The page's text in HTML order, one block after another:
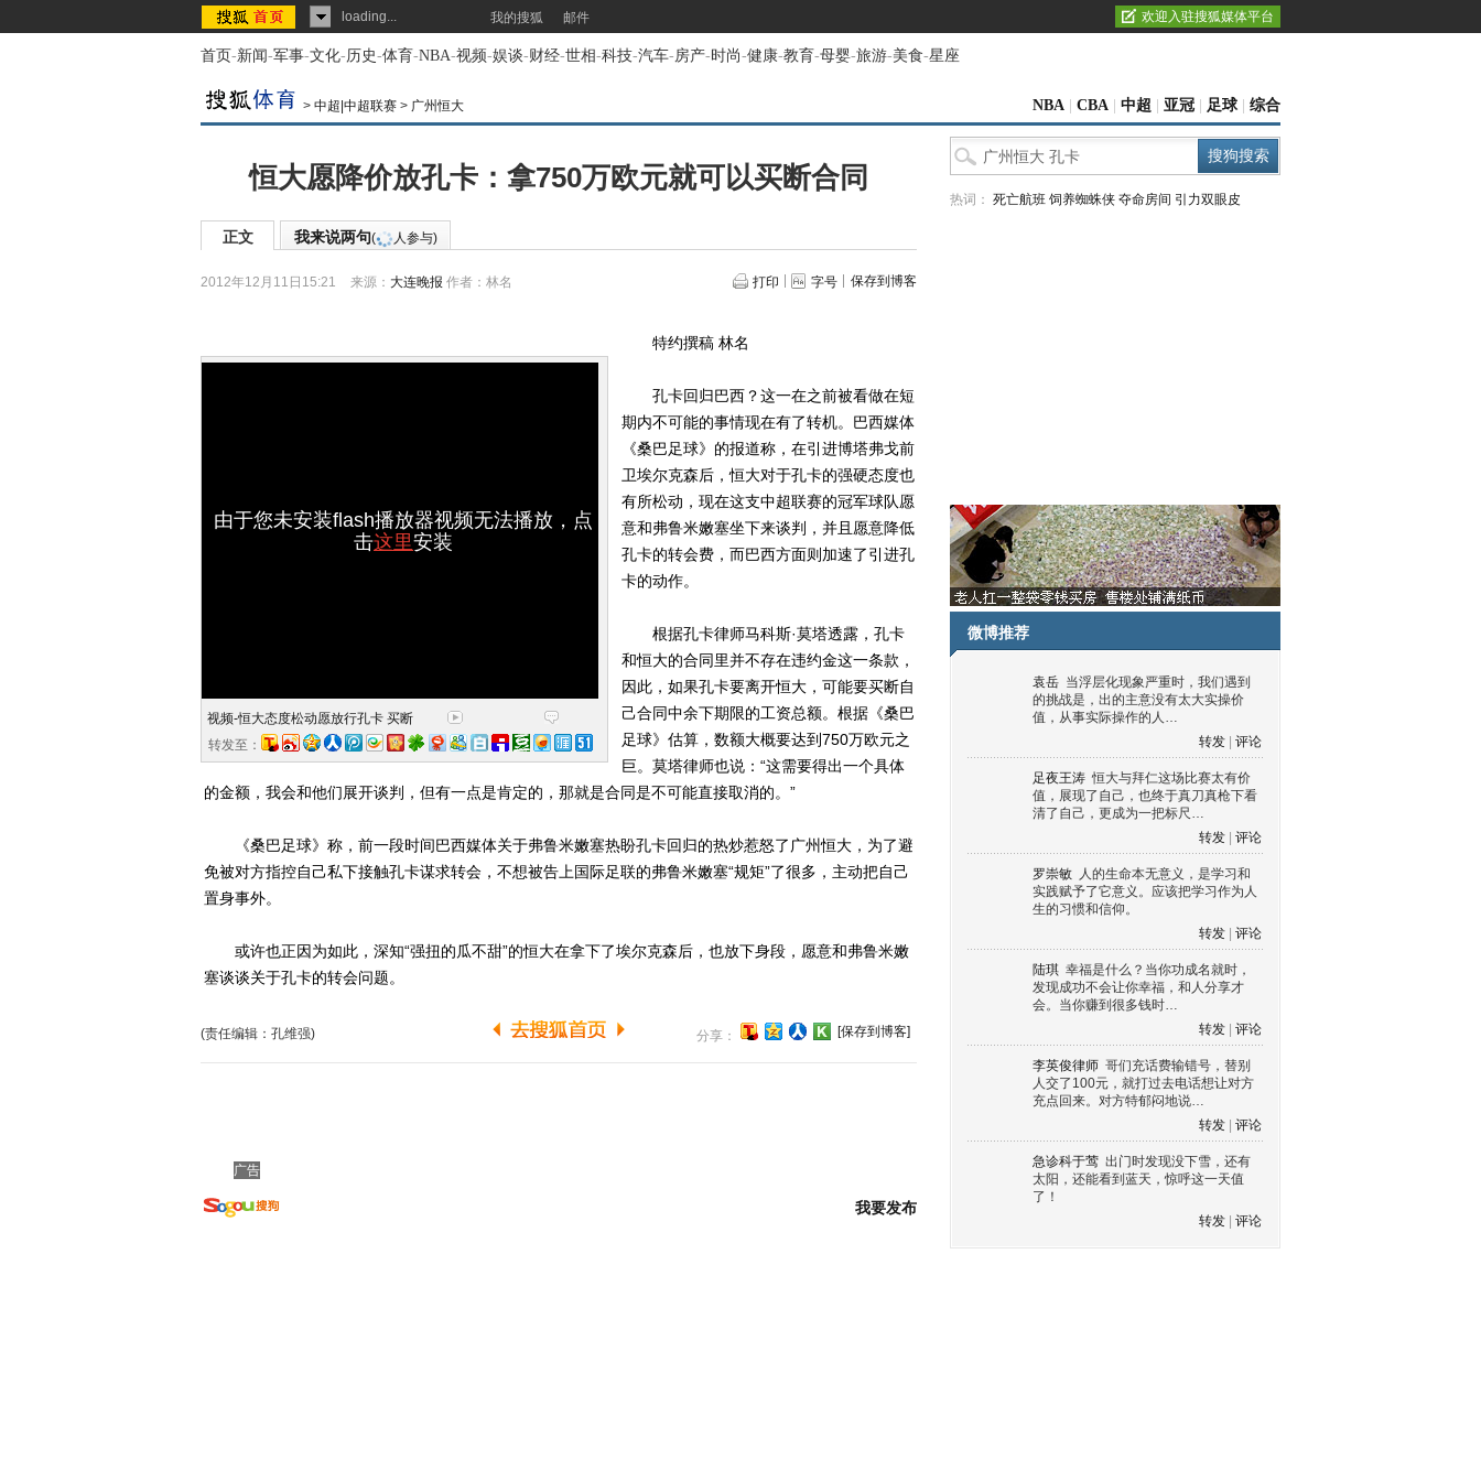
loading... 我的搜狐 邮件 欢迎入驻搜狐媒体平台
首页-新闻-军事-文化-历史-体育-NBA-视频-娱谈-财经-世相-科技-汽车-房产-时尚-健康-教育-母婴-旅游-美食-星座
> 中超|中超联赛 > 广州恒大 NBA CBA 中超 亚冠 足球 综合
恒大愿降价放孔卡：拿750万欧元就可以买断合同
正文 我来说两句( 人参与)
2012年12月11日15:21 来源： 大连晚报 作者：林名 打印 字号 保存到博客
由于您未安装flash播放器视频无法播放，点
击这里安装
视频-恒大态度松动愿放行孔卡 买断
转发至：
特约撰稿 林名
孔卡回归巴西？这一在之前被看做在短
期内不可能的事情现在有了转机。巴西媒体
《桑巴足球》的报道称，在引进博塔弗戈前
卫埃尔克森后，恒大对于孔卡的强硬态度也
有所松动，现在这支中超联赛的冠军球队愿
意和弗鲁米嫩塞坐下来谈判，并且愿意降低
孔卡的转会费，而巴西方面则加速了引进孔
卡的动作。
根据孔卡律师马科斯·莫塔透露，孔卡
和恒大的合同里并不存在违约金这一条款，
因此，如果孔卡要离开恒大，可能要买断自
己合同中余下期限的工资总额。根据《桑巴
足球》估算，数额大概要达到750万欧元之
巨。莫塔律师也说：“这需要得出一个具体
的金额，我会和他们展开谈判，但有一点是肯定的，那就是合同是不可能直接取消的。”
《桑巴足球》称，前一段时间巴西媒体关于弗鲁米嫩塞热盼孔卡回归的热炒惹怒了广州恒大，为了避
免被对方指控自己私下接触孔卡谋求转会，不想被告上国际足联的弗鲁米嫩塞“规矩”了很多，主动把自己
置身事外。
或许也正因为如此，深知“强扭的瓜不甜”的恒大在拿下了埃尔克森后，也放下身段，愿意和弗鲁米嫩
塞谈谈关于孔卡的转会问题。
(责任编辑：孔维强) 分享： [保存到博客]
广告
我要发布
热词： 死亡航班 饲养蜘蛛侠 夺命房间 引力双眼皮
微博推荐
袁岳 当浮层化现象严重时，我们遇到
的挑战是，出的主意没有太大实操价
值，从事实际操作的人…
转发
评论
足夜王涛 恒大与拜仁这场比赛太有价
值，展现了自己，也终于真刀真枪下看
清了自己，更成为一把标尺…
转发
评论
罗崇敏 人的生命本无意义，是学习和
实践赋予了它意义。应该把学习作为人
生的习惯和信仰。
转发
评论
陆琪 幸福是什么？当你功成名就时，
发现成功不会让你幸福，和人分享才
会。当你赚到很多钱时…
转发
评论
李英俊律师 哥们充话费输错号，替别
人交了100元，就打过去电话想让对方
充点回来。对方特郁闷地说…
转发
评论
急诊科于莺 出门时发现没下雪，还有
太阳，还能看到蓝天，惊呼这一天值
了！
转发
评论